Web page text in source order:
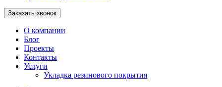
Заказать звонок
О компании
Блог
Проекты
Контакты
Услуги
Укладка резинового покрытия